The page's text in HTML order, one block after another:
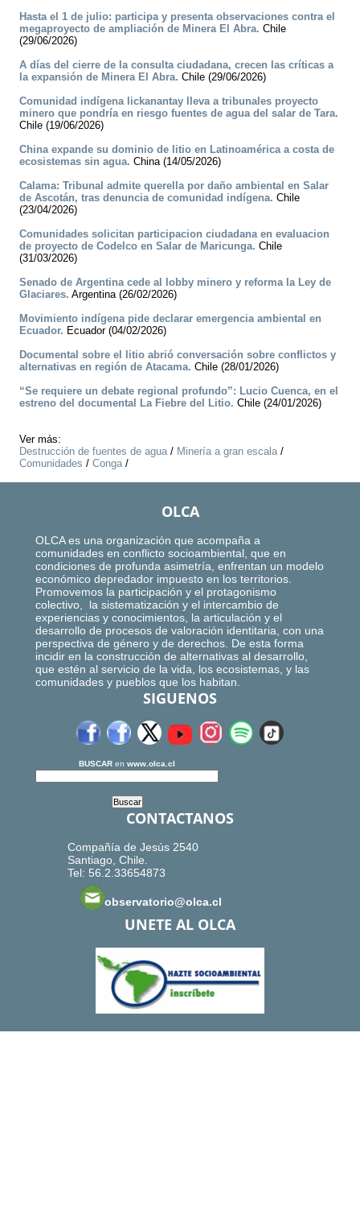
Hasta el 1 de julio: participa y presenta observaciones contra el
megaproyecto de ampliación de Minera El Abra. Chile
(29/06/2026)
A días del cierre de la consulta ciudadana, crecen las críticas a
la expansión de Minera El Abra. Chile (29/06/2026)
Comunidad indígena lickanantay lleva a tribunales proyecto
minero que pondría en riesgo fuentes de agua del salar de Tara.
Chile (19/06/2026)
China expande su dominio de litio en Latinoamérica a costa de
ecosistemas sin agua. China (14/05/2026)
Calama: Tribunal admite querella por daño ambiental en Salar
de Ascotán, tras denuncia de comunidad indígena. Chile
(23/04/2026)
Comunidades solicitan participacion ciudadana en evaluacion
de proyecto de Codelco en Salar de Maricunga. Chile
(31/03/2026)
Senado de Argentina cede al lobby minero y reforma la Ley de
Glaciares. Argentina (26/02/2026)
Movimiento indígena pide declarar emergencia ambiental en
Ecuador. Ecuador (04/02/2026)
Documental sobre el litio abrió conversación sobre conflictos y
alternativas en región de Atacama. Chile (28/01/2026)
“Se requiere un debate regional profundo”: Lucio Cuenca, en el
estreno del documental La Fiebre del Litio. Chile (24/01/2026)
Ver más:
Destrucción de fuentes de agua/ Minería a gran escala/
Comunidades / Conga/
OLCA
OLCA es una organización que acompaña a
comunidades en conflicto socioambiental, que en
condiciones de profunda asimetría, enfrentan un modelo
económico depredador impuesto en los territorios.
Promovemos la participación y el protagonismo
colectivo, la sistematización y el intercambio de
experiencias y conocimientos, la articulación y el
desarrollo de procesos de valoración identitaria, con una
perspectiva de género y de derechos. De esta forma
incidir en la construcción de alternativas al desarrollo,
que estén al servicio de la vida, los ecosistemas, y las
comunidades y pueblos que los habitan.
SIGUENOS
BUSCAR en www.olca.cl
CONTACTANOS
Compañía de Jesús 2540
Santiago, Chile.
Tel: 56.2.33654873
observatorio@olca.cl
UNETE AL OLCA